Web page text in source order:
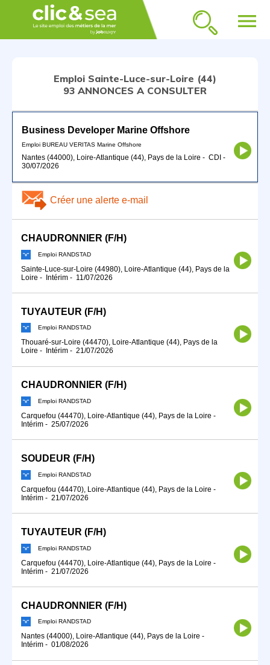
menu
Emploi Sainte-Luce-sur-Loire (44)
93 ANNONCES A CONSULTER
Business Developer Marine Offshore
Emploi BUREAU VERITAS Marine Offshore
Nantes (44000), Loire-Atlantique (44), Pays de la Loire - CDI -
30/07/2026
Créer une alerte e-mail
CHAUDRONNIER (F/H)
Emploi RANDSTAD
Sainte-Luce-sur-Loire (44980), Loire-Atlantique (44), Pays de la
Loire - Intérim - 11/07/2026
TUYAUTEUR (F/H)
Emploi RANDSTAD
Thouaré-sur-Loire (44470), Loire-Atlantique (44), Pays de la
Loire - Intérim - 21/07/2026
CHAUDRONNIER (F/H)
Emploi RANDSTAD
Carquefou (44470), Loire-Atlantique (44), Pays de la Loire -
Intérim - 25/07/2026
SOUDEUR (F/H)
Emploi RANDSTAD
Carquefou (44470), Loire-Atlantique (44), Pays de la Loire -
Intérim - 21/07/2026
TUYAUTEUR (F/H)
Emploi RANDSTAD
Carquefou (44470), Loire-Atlantique (44), Pays de la Loire -
Intérim - 21/07/2026
CHAUDRONNIER (F/H)
Emploi RANDSTAD
Nantes (44000), Loire-Atlantique (44), Pays de la Loire -
Intérim - 01/08/2026